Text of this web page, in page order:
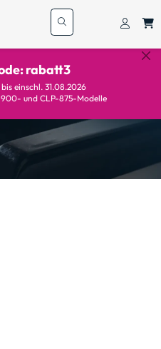
rabatt3
einschl. 31.08.2026
und CLP-875-Modelle